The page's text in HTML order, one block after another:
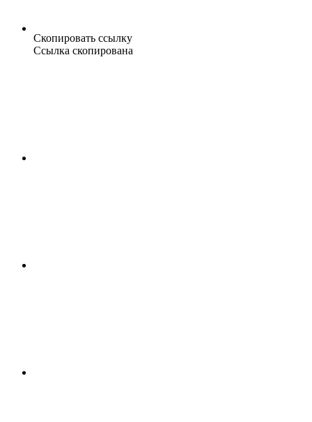
Скопировать ссылку
Ссылка скопирована